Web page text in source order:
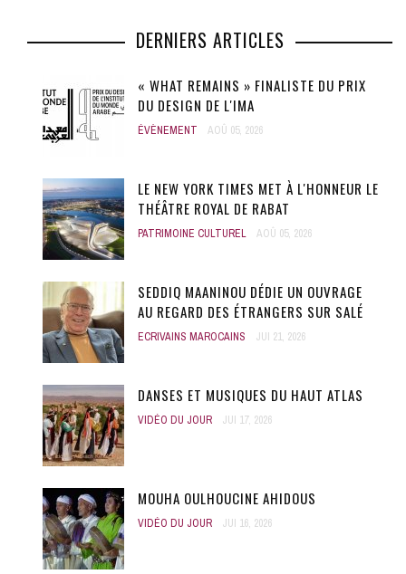
DERNIERS ARTICLES
« WHAT REMAINS » FINALISTE DU PRIX
DU DESIGN DE L'IMA
ÉVÈNEMENT AOÛ 05, 2026
LE NEW YORK TIMES MET À L'HONNEUR LE
THÉÂTRE ROYAL DE RABAT
PATRIMOINE CULTUREL AOÛ 05, 2026
SEDDIQ MAANINOU DÉDIE UN OUVRAGE
AU REGARD DES ÉTRANGERS SUR SALÉ
ECRIVAINS MAROCAINS JUI 21, 2026
DANSES ET MUSIQUES DU HAUT ATLAS
VIDÉO DU JOUR JUI 17, 2026
MOUHA OULHOUCINE AHIDOUS
VIDÉO DU JOUR JUI 16, 2026